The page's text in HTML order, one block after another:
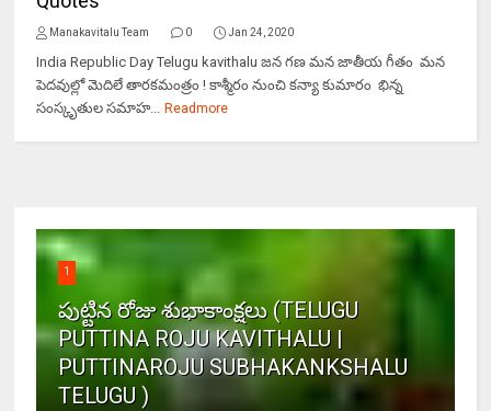
Manakavitalu Team 0 Jan 24, 2020
India Republic Day Telugu kavithalu జన గణ మన జాతీయ గీతం మన
పెదవుల్లో మెదిలే తారకమంత్రం ! కాశ్మీరం నుంచి కన్యా కుమారం భిన్న
సంస్కృతుల సమాహ... Readmore
1
పుట్టిన రోజు శుభాకాంక్షలు (TELUGU
PUTTINA ROJU KAVITHALU |
PUTTINAROJU SUBHAKANKSHALU
TELUGU )